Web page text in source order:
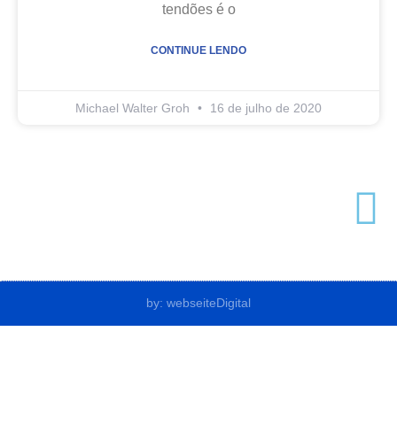
tendões é o
CONTINUE LENDO
Michael Walter Groh 16 de julho de 2020
by: webseiteDigital